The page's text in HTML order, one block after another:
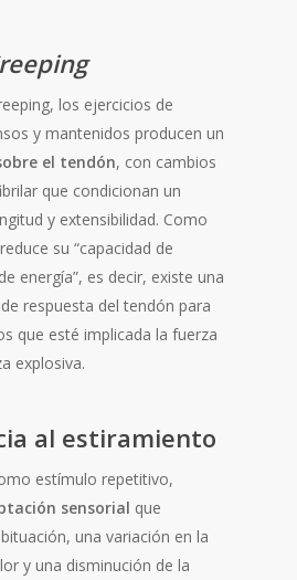
los ejercicios de
y mantenidos producen un
el tendón, con cambios
que condicionan un
y extensibilidad. Como
su “capacidad de
energía”, es decir, existe una
respuesta del tendón para
que esté implicada la fuerza
explosiva.
al estiramiento
estímulo repetitivo,
sensorial que
una variación en la
y una disminución de la